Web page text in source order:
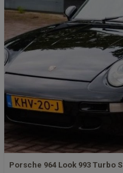
Porsche 964 Look 993 Turbo S